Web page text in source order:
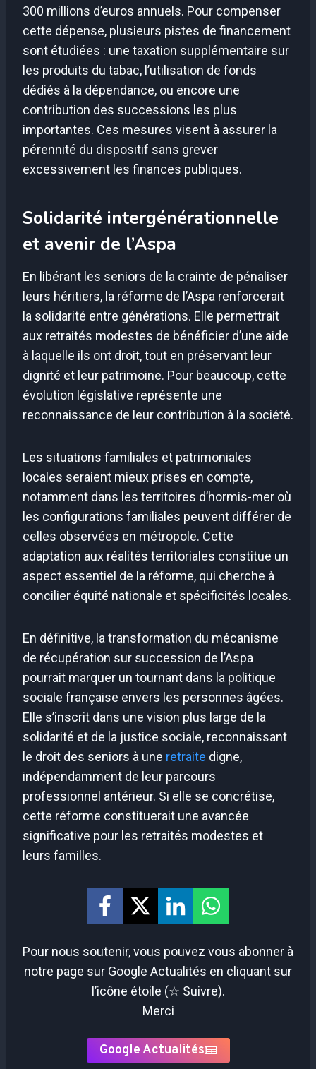
300 millions d’euros annuels. Pour compenser
cette dépense, plusieurs pistes de financement
sont étudiées : une taxation supplémentaire sur
les produits du tabac, l’utilisation de fonds
dédiés à la dépendance, ou encore une
contribution des successions les plus
importantes. Ces mesures visent à assurer la
pérennité du dispositif sans grever
excessivement les finances publiques.
Solidarité intergénérationnelle
et avenir de l’Aspa
En libérant les seniors de la crainte de pénaliser
leurs héritiers, la réforme de l’Aspa renforcerait
la solidarité entre générations. Elle permettrait
aux retraités modestes de bénéficier d’une aide
à laquelle ils ont droit, tout en préservant leur
dignité et leur patrimoine. Pour beaucoup, cette
évolution législative représente une
reconnaissance de leur contribution à la société.
Les situations familiales et patrimoniales
locales seraient mieux prises en compte,
notamment dans les territoires d’hormis-mer où
les configurations familiales peuvent différer de
celles observées en métropole. Cette
adaptation aux réalités territoriales constitue un
aspect essentiel de la réforme, qui cherche à
concilier équité nationale et spécificités locales.
En définitive, la transformation du mécanisme
de récupération sur succession de l’Aspa
pourrait marquer un tournant dans la politique
sociale française envers les personnes âgées.
Elle s’inscrit dans une vision plus large de la
solidarité et de la justice sociale, reconnaissant
le droit des seniors à une retraite digne,
indépendamment de leur parcours
professionnel antérieur. Si elle se concrétise,
cette réforme constituerait une avancée
significative pour les retraités modestes et
leurs familles.
Pour nous soutenir, vous pouvez vous abonner à
notre page sur Google Actualités en cliquant sur
l’icône étoile (☆ Suivre).
Merci
Google Actualités